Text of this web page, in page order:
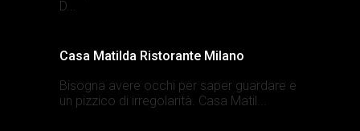
D...
Casa Matilda Ristorante Milano
Bisogna avere occhi per saper guardare e
un pizzico di irregolarità. Casa Matil...